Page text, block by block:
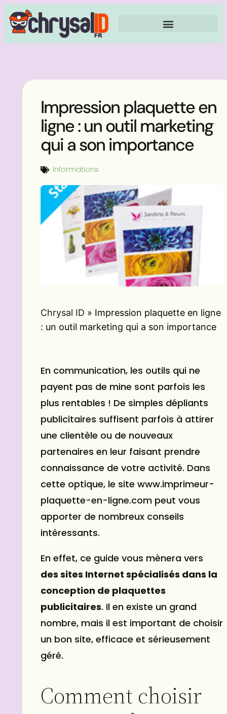
Impression plaquette en
ligne : un outil marketing
qui a son importance
Informations
Chrysal ID » Impression plaquette en ligne
: un outil marketing qui a son importance
En communication, les outils qui ne
payent pas de mine sont parfois les
plus rentables ! De simples dépliants
publicitaires suffisent parfois à attirer
une clientèle ou de nouveaux
partenaires en leur faisant prendre
connaissance de votre activité. Dans
cette optique, le site www.imprimeur-
plaquette-en-ligne.com peut vous
apporter de nombreux conseils
intéressants.
En effet, ce guide vous mènera vers
des sites Internet spécialisés dans la
conception de plaquettes
publicitaires. Il en existe un grand
nombre, mais il est important de choisir
un bon site, efficace et sérieusement
géré.
Comment choisir